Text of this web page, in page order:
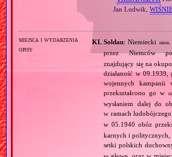
Jan Ludwik,
miejsca i wydarzenia
opisy
KL Soldau: Niemiecki niem.
przez Niemców
znajdujący się na
działaność w
wojennych kampanii
przekształcono go w
wysłaniem dalej do
w ramach
w 05.1940 obóz
karnych i politycznych,
setki polskich